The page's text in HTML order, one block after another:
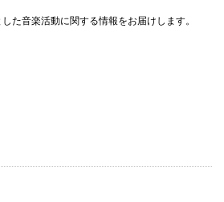
た音楽活動に関する情報をお届けします。